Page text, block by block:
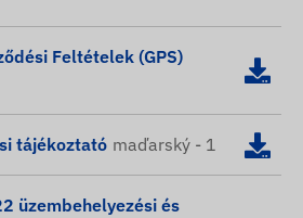
Feltételek (GPS)
tájékoztató maďarský - 1
üzembehelyezési és